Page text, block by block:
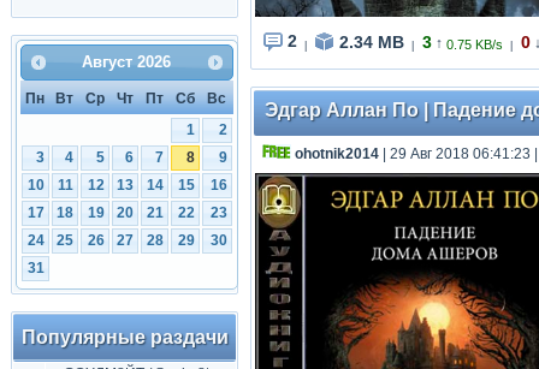
Август 2026
Пн Вт Ср Чт Пт Сб
Вс
1
2
3
4 5 6 7 8
9
10
11 12 13 14 15
16
17
18 19 20 21 22
23
24
25 26 27 28 29
30
31
Популярные раздачи
2 2.34 MB 3 ↑ 0.75 KB/s 0
Эдгар Аллан По | Падение
ohotnik2014 | 29 Авг 2018 06:41:23